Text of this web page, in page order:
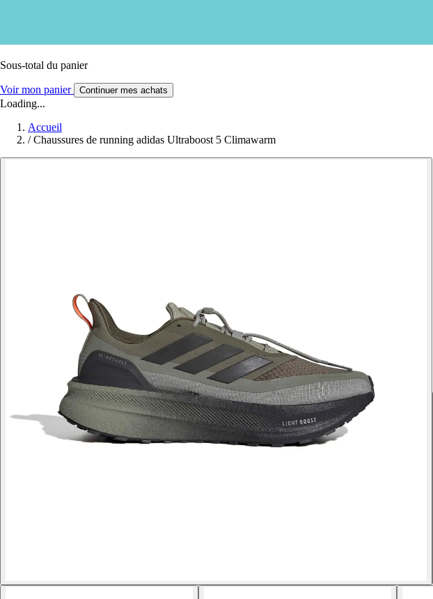
Sous-total du panier
Voir mon panier Continuer mes achats
Loading...
Accueil
/ Chaussures de running adidas Ultraboost 5 Climawarm